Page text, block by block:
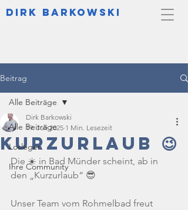
DIrk Barkowski
Beitrag
Alle Beiträge
Loslegen
Ihre Community
Alle Beiträge
Kurzurlaub 😉
Dirk Barkowski
19. Juli 2025 1 Min. Lesezeit
Die ☀️ in Bad Münder scheint, ab in
den „Kurzurlaub“ 😎
Unser Team vom Rohmelbad freut